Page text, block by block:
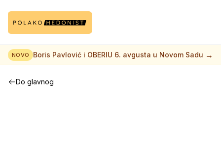
NOVO Boris Pavlović i OBERIU 6. avgusta u Novom Sadu →
Do glavnog